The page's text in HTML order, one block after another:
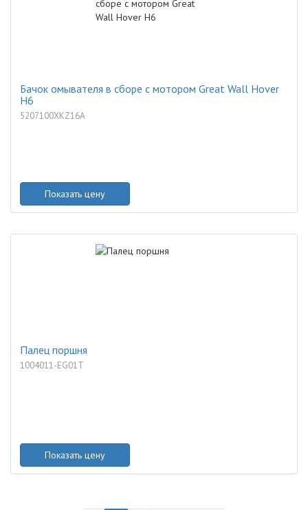
Бачок омывателя в сборе с мотором Great Wall Hover
H6
5207100XKZ16A
Показать цену
Палец поршня
1004011-EG01T
Показать цену